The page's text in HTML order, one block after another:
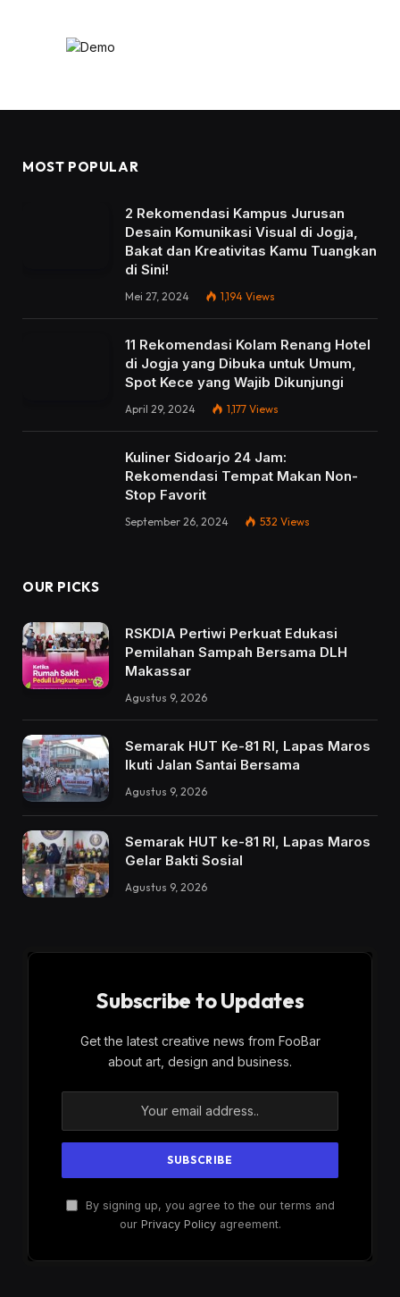
MOST POPULAR
2 Rekomendasi Kampus Jurusan
Desain Komunikasi Visual di Jogja,
Bakat dan Kreativitas Kamu Tuangkan
di Sini!
Mei 27, 2024 1,194 Views
11 Rekomendasi Kolam Renang Hotel
di Jogja yang Dibuka untuk Umum,
Spot Kece yang Wajib Dikunjungi
April 29, 2024 1,177 Views
Kuliner Sidoarjo 24 Jam:
Rekomendasi Tempat Makan Non-
Stop Favorit
September 26, 2024 532 Views
OUR PICKS
RSKDIA Pertiwi Perkuat Edukasi
Pemilahan Sampah Bersama DLH
Makassar
Agustus 9, 2026
Semarak HUT Ke-81 RI, Lapas Maros
Ikuti Jalan Santai Bersama
Agustus 9, 2026
Semarak HUT ke-81 RI, Lapas Maros
Gelar Bakti Sosial
Agustus 9, 2026
Subscribe to Updates
Get the latest creative news from FooBar
about art, design and business.
By signing up, you agree to the our terms and
our Privacy Policyagreement.